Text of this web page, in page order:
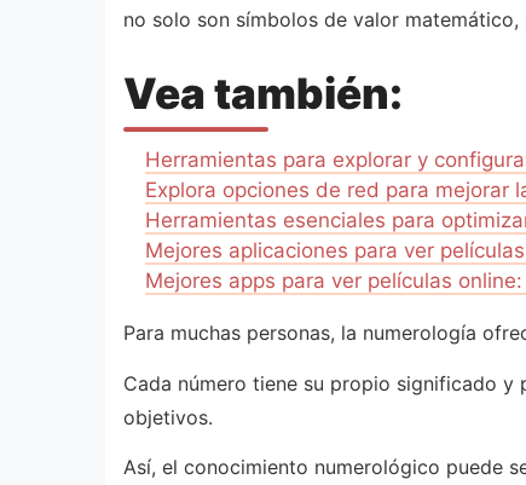
no solo son símbolos de valor
Vea también:
Herramientas para explorar y
Explora opciones de red para mejorar
Herramientas esenciales para
Mejores aplicaciones para ver
Mejores apps para ver películas
Para muchas personas, la numerología
Cada número tiene su propio significado y
objetivos.
Así, el conocimiento numerológico puede